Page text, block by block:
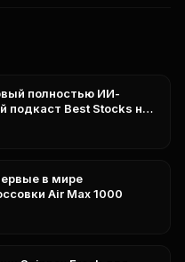
полностью ИИ-
подкаст Best Stocks на
в мире
Air Max 1000